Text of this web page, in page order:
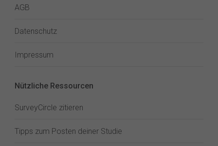
AGB
Datenschutz
Impressum
Nützliche Ressourcen
SurveyCircle zitieren
Tipps zum Posten deiner Studie